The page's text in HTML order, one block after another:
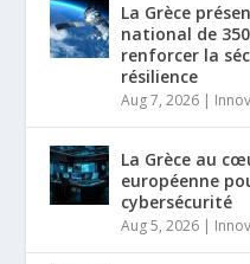
La Grèce
national de
renforcer la
résilience
Aug 7, 2026 |
La Grèce au
européenne
cybersécurité
Aug 5, 2026 |